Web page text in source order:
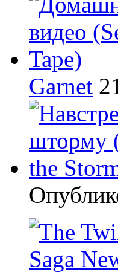
Garnet